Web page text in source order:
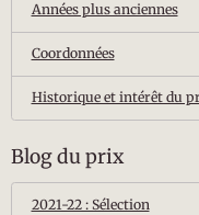
Années plus anciennes
Coordonnées
Historique et intérêt du
Blog du prix
2021-22 : Sélection